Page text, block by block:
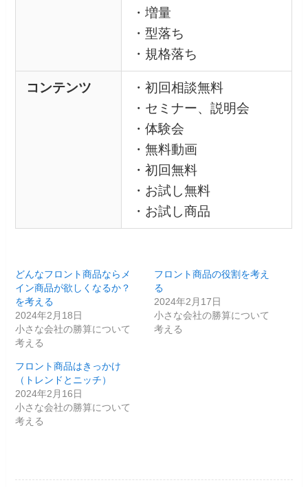
・増量
・型落ち
・規格落ち
コンテンツ
・初回相談無料
・セミナー、説明会
・体験会
・無料動画
・初回無料
・お試し無料
・お試し商品
どんなフロント商品ならメ
イン商品が欲しくなるか？
を考える
2024年2月18日
小さな会社の勝算について
考える
フロント商品の役割を考え
る
2024年2月17日
小さな会社の勝算について
考える
フロント商品はきっかけ
（トレンドとニッチ）
2024年2月16日
小さな会社の勝算について
考える